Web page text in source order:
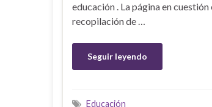
educación . La página en cuestión
recopilación de …
Seguir leyendo
Educación